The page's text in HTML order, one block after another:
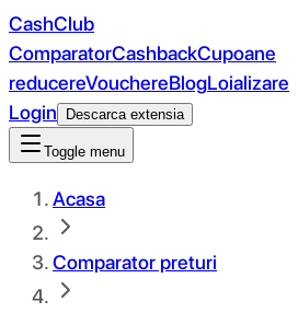
CashClub
ComparatorCashbackCupoane
reducereVouchereBlogLoializare
Login
Descarca extensia
Toggle menu
Acasa
Comparator preturi